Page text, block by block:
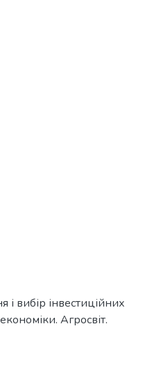
і вибір інвестиційних
Агросвіт.